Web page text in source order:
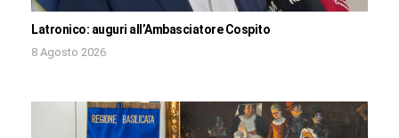
Latronico: auguri all’Ambasciatore Cospito
8 Agosto 2026